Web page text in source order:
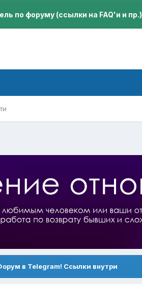
по форуму (ссылки на FAQ'и и пр.)
в Telegram! Ссылки внутри